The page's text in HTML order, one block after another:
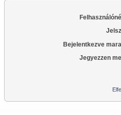
Bejelentkezve
Jegyezzen